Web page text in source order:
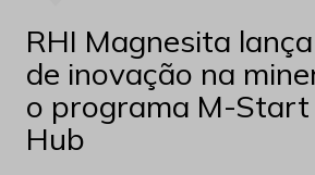
RHI Magnesita
de inovação na
o programa M-Start
Hub